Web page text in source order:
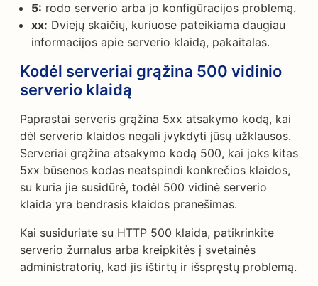
5: rodo serverio arba jo konfigūracijos problemą.
xx: Dviejų skaičių, kuriuose pateikiama daugiau
informacijos apie serverio klaidą, pakaitalas.
Kodėl serveriai grąžina 500 vidinio
serverio klaidą
Paprastai serveris grąžina 5xx atsakymo kodą, kai
dėl serverio klaidos negali įvykdyti jūsų užklausos.
Serveriai grąžina atsakymo kodą 500, kai joks kitas
5xx būsenos kodas neatspindi konkrečios klaidos,
su kuria jie susidūrė, todėl 500 vidinė serverio
klaida yra bendrasis klaidos pranešimas.
Kai susiduriate su HTTP 500 klaida, patikrinkite
serverio žurnalus arba kreipkitės į svetainės
administratorių, kad jis ištirtų ir išspręstų problemą.